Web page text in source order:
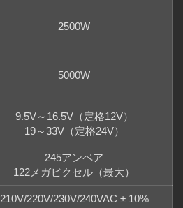
2500W
5000W
9.5V～16.5V（定格12V）
19～33V（定格24V）
245アンペア
122メガピクセル（最大）
210V/220V/230V/240VAC ± 10%